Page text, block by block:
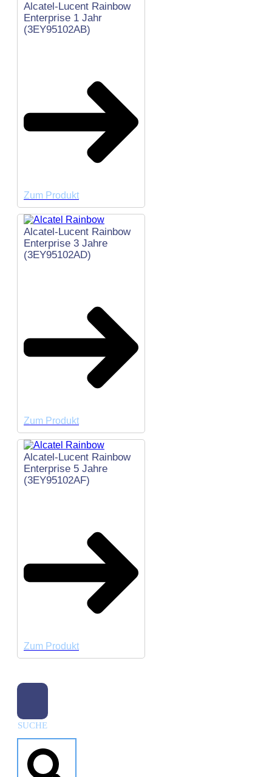
Alcatel-Lucent Rainbow
Enterprise 1 Jahr
(3EY95102AB)
Zum Produkt
Alcatel-Lucent Rainbow
Enterprise 3 Jahre
(3EY95102AD)
Zum Produkt
Alcatel-Lucent Rainbow
Enterprise 5 Jahre
(3EY95102AF)
Zum Produkt
SUCHE